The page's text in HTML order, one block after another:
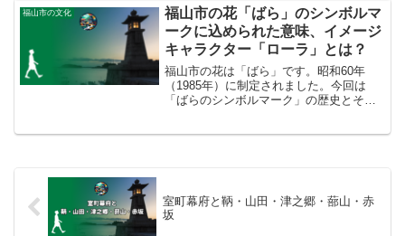
まな分野で交流を行っており、アジア諸
国をはじめ世界各都市との国...
福山市の文化
福山市の花「ばら」のシンボルマ
ークに込められた意味、イメージ
キャラクター「ローラ」とは？
福山市の花は「ばら」です。昭和60年
（1985年）に制定されました。今回は
「ばらのシンボルマーク」の歴史とその
室町幕府と鞆・山田・津之郷・蔀山・赤
坂